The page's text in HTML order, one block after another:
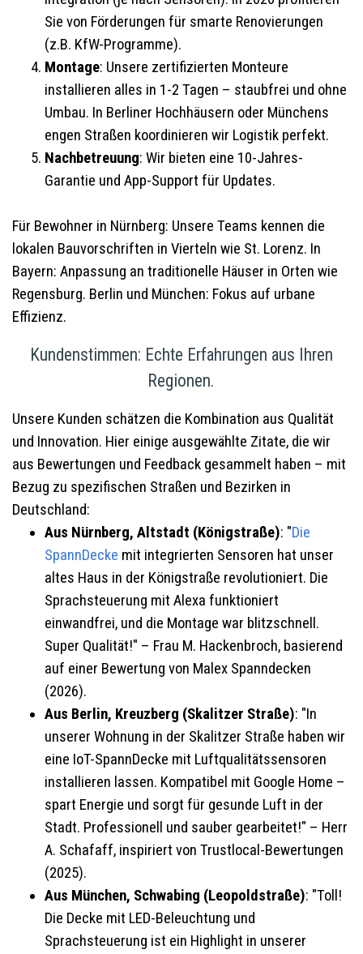
Sie von Förderungen für smarte Renovierungen
(z.B. KfW-Programme).
Montage: Unsere zertifizierten Monteure
installieren alles in 1-2 Tagen – staubfrei und ohne
Umbau. In Berliner Hochhäusern oder Münchens
engen Straßen koordinieren wir Logistik perfekt.
Nachbetreuung: Wir bieten eine 10-Jahres-
Garantie und App-Support für Updates.
Für Bewohner in Nürnberg: Unsere Teams kennen die
lokalen Bauvorschriften in Vierteln wie St. Lorenz. In
Bayern: Anpassung an traditionelle Häuser in Orten wie
Regensburg. Berlin und München: Fokus auf urbane
Effizienz.
Kundenstimmen: Echte Erfahrungen aus Ihren
Regionen.
Unsere Kunden schätzen die Kombination aus Qualität
und Innovation. Hier einige ausgewählte Zitate, die wir
aus Bewertungen und Feedback gesammelt haben – mit
Bezug zu spezifischen Straßen und Bezirken in
Deutschland:
Aus Nürnberg, Altstadt (Königstraße): "Die
SpannDecke mit integrierten Sensoren hat unser
altes Haus in der Königstraße revolutioniert. Die
Sprachsteuerung mit Alexa funktioniert
einwandfrei, und die Montage war blitzschnell.
Super Qualität!" – Frau M. Hackenbroch, basierend
auf einer Bewertung von Malex Spanndecken
(2026).
Aus Berlin, Kreuzberg (Skalitzer Straße): "In
unserer Wohnung in der Skalitzer Straße haben wir
eine IoT-SpannDecke mit Luftqualitätssensoren
installieren lassen. Kompatibel mit Google Home –
spart Energie und sorgt für gesunde Luft in der
Stadt. Professionell und sauber gearbeitet!" – Herr
A. Schafaff, inspiriert von Trustlocal-Bewertungen
(2025).
Aus München, Schwabing (Leopoldstraße): "Toll!
Die Decke mit LED-Beleuchtung und
Sprachsteuerung ist ein Highlight in unserer